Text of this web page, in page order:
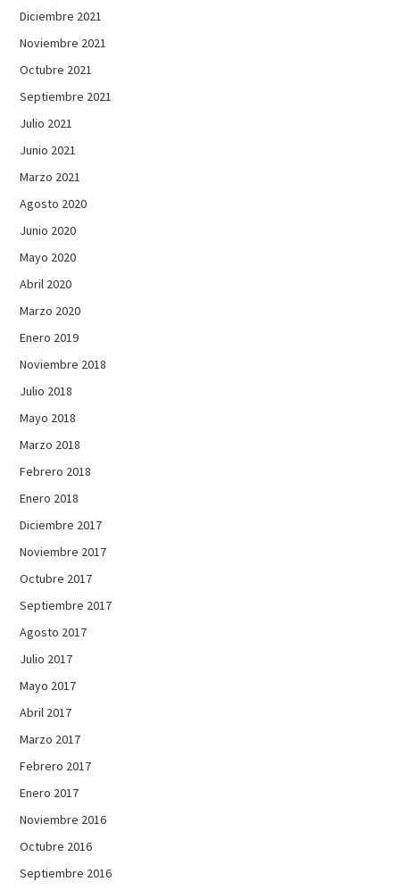
Diciembre 2021
Noviembre 2021
Octubre 2021
Septiembre 2021
Julio 2021
Junio 2021
Marzo 2021
Agosto 2020
Junio 2020
Mayo 2020
Abril 2020
Marzo 2020
Enero 2019
Noviembre 2018
Julio 2018
Mayo 2018
Marzo 2018
Febrero 2018
Enero 2018
Diciembre 2017
Noviembre 2017
Octubre 2017
Septiembre 2017
Agosto 2017
Julio 2017
Mayo 2017
Abril 2017
Marzo 2017
Febrero 2017
Enero 2017
Noviembre 2016
Octubre 2016
Septiembre 2016